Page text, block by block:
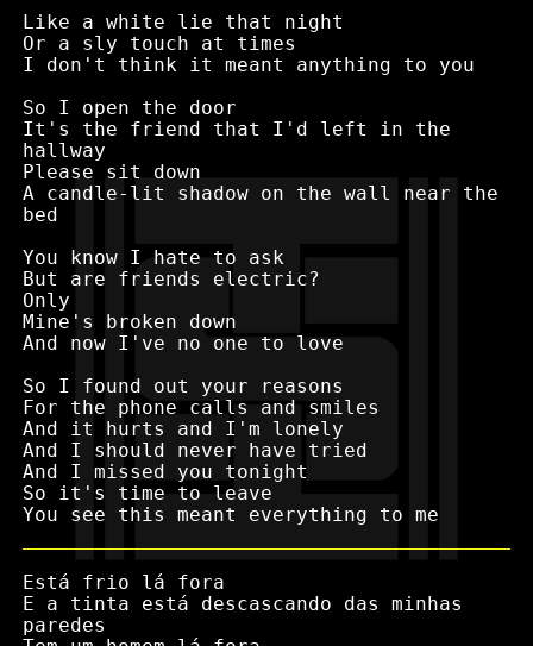
Like a white lie that night
Or a sly touch at times
I don't think it meant anything to you
So I open the door
It's the friend that I'd left in the
hallway
Please sit down
A candle-lit shadow on the wall near the
bed
You know I hate to ask
But are friends electric?
Only
Mine's broken down
And now I've no one to love
So I found out your reasons
For the phone calls and smiles
And it hurts and I'm lonely
And I should never have tried
And I missed you tonight
So it's time to leave
Está frio lá fora
E a tinta está descascando das minhas
paredes